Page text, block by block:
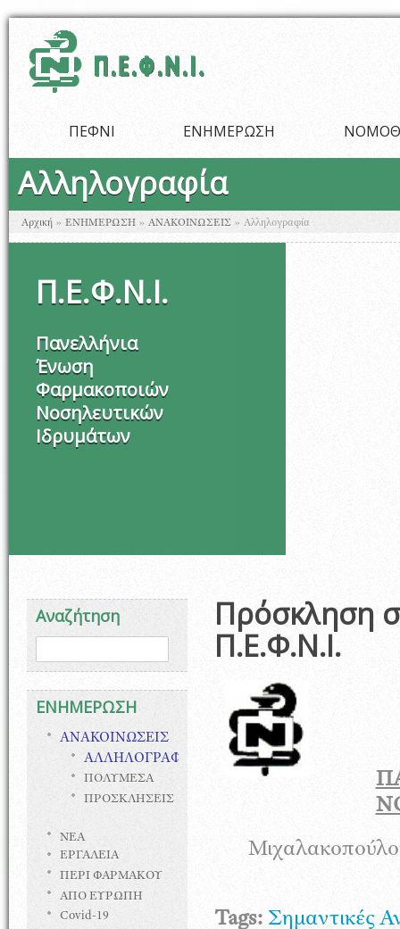
ΠΕΦΝΙ ΕΝΗΜΕΡΩΣΗ
Αλληλογραφία
Είστε εδώ
Αρχική » ΕΝΗΜΕΡΩΣΗ » ΑΝΑΚΟΙΝΩΣΕΙΣ » Αλληλογραφία
Π.Ε.Φ.Ν.Ι.
Πανελλήνια
Ένωση
Φαρμακοποιών
Νοσηλευτικών
Ιδρυμάτων
Αναζήτηση
Φόρμα αναζήτησης
ΕΝΗΜΕΡΩΣΗ
ΑΝΑΚΟΙΝΩΣΕΙΣ
ΑΛΛΗΛΟΓΡΑΦΙΑ
ΠΟΛΥΜΕΣΑ
ΠΡΟΣΚΛΗΣΕΙΣ
ΝΕΑ
ΕΡΓΑΛΕΙΑ
ΠΕΡΙ ΦΑΡΜΑΚΟΥ
ΑΠΟ ΕΥΡΩΠΗ
Covid-19
Πρόσκληση
Π.Ε.Φ.Ν.Ι.
Tags: Σημαντικές